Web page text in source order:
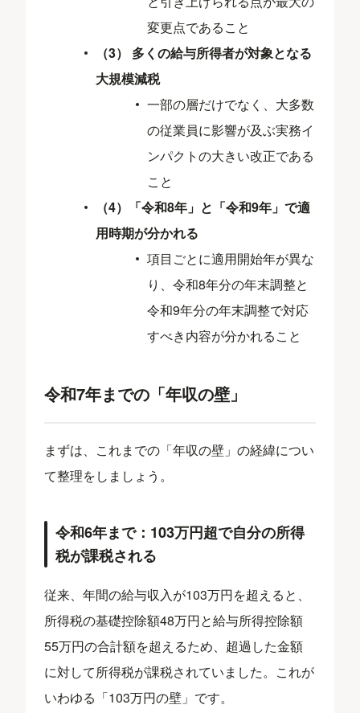
変更点であること
（3） 多くの給与所得者が対象となる
大規模減税
一部の層だけでなく、大多数
の従業員に影響が及ぶ実務イ
ンパクトの大きい改正である
こと
（4）「令和8年」と「令和9年」で適
用時期が分かれる
項目ごとに適用開始年が異な
り、令和8年分の年末調整と
令和9年分の年末調整で対応
すべき内容が分かれること
令和7年までの「年収の壁」
まずは、これまでの「年収の壁」の経緯につい
て整理をしましょう。
令和6年まで：103万円超で自分の所得
税が課税される
従来、年間の給与収入が103万円を超えると、
所得税の基礎控除額48万円と給与所得控除額
55万円の合計額を超えるため、超過した金額
に対して所得税が課税されていました。これが
いわゆる「103万円の壁」です。